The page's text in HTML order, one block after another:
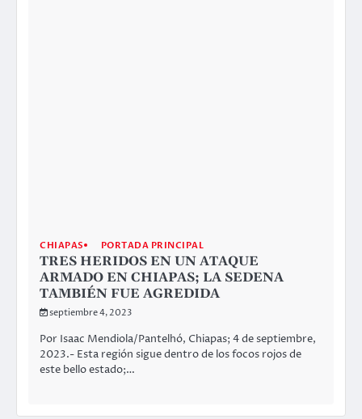
EMPODERAN A SHEINBAUM Y LE
SACAN LAS MANOS A ADÁN DE
TABASCO
septiembre 4, 2023
Por Isaac Mendiola/SFAS/Villahermosa.- El visto bueno
del presidente Andrés Manuel López Obrador para que
Javier May Rodríguez renunciara a Fonatur…